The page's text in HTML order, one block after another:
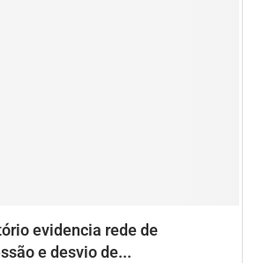
evidencia rede de
e desvio de...